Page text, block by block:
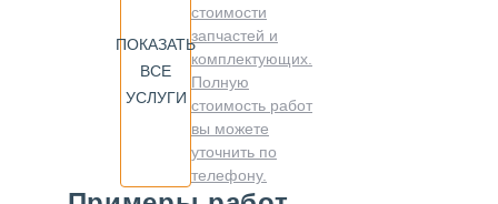
ПОКАЗАТЬ
ВСЕ
УСЛУГИ
стоимости
запчастей и
комплектующих.
Полную
стоимость работ
вы можете
уточнить по
телефону.